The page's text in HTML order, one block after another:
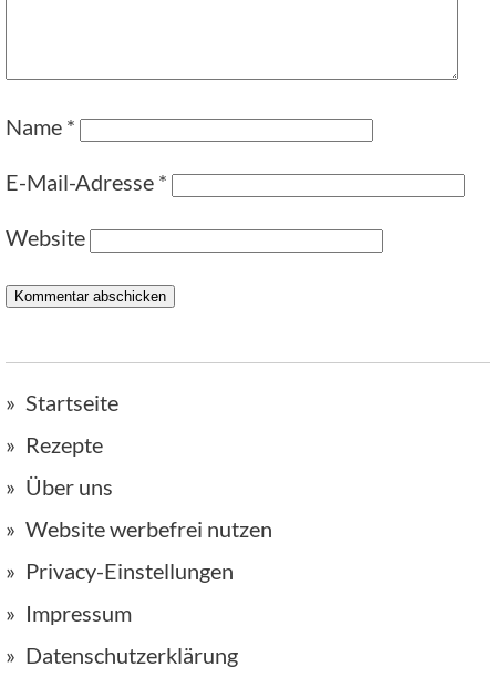
Name *
E-Mail-Adresse *
Website
Startseite
Rezepte
Über uns
Website werbefrei nutzen
Privacy-Einstellungen
Impressum
Datenschutzerklärung